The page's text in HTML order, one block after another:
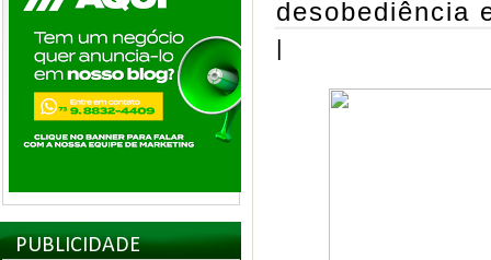
PUBLICIDADE
desobediência
|